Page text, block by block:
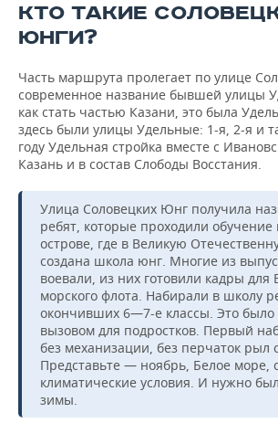
КТО ТАКИЕ
ЮНГИ?
Часть маршрута пролегает по улице
современное название бывшей улицы
как стать частью Казани, это была
здесь были улицы Удельные: 1-я, 2-я и
году Удельная стройка вместе с
Казань и в состав Слободы Восстания.
Улица Соловецких Юнг получила
ребят, которые проходили
острове, где в Великую
создана школа юнг. Многие из
воевали, из них готовили кадры для
морского флота. Набирали в школу
окончивших 6—7-е классы. Это
вызовом для подростков. Первый
без механизации, без перчаток рыл
Представьте — ноябрь, Белое море,
климатические условия. И нужно
зимы.